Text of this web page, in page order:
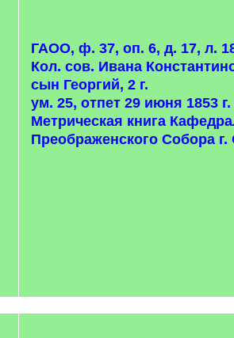
ГАОО, ф. 37, оп. 6, д. 17, л.
Кол. сов. Ивана
сын Георгий, 2 г.
ум. 25, отпет 29 июня 1853 г.
Метрическая книга
Преображенского Собора